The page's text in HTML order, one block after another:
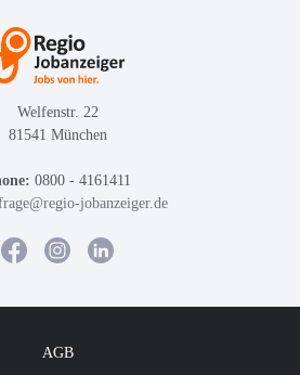
Welfenstr. 22
81541 München
0800 - 4161411
jobanzeiger.de
AGB